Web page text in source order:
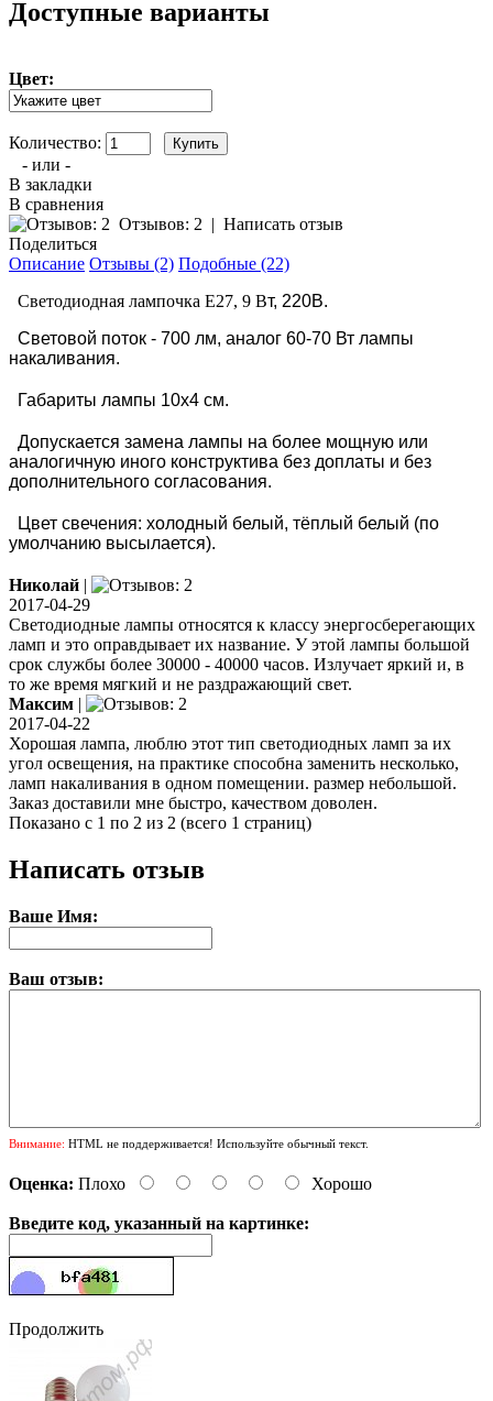
Доступные варианты
Цвет:
Количество:
- или -
В закладки
В сравнения
Отзывов: 2 | Написать отзыв
Поделиться
Описание Отзывы (2) Подобные (22)
Светодиодная лампочка Е27, 9 Вт, 220В.
Световой поток - 700 лм, аналог 60-70 Вт лампы
накаливания.
Габариты лампы 10х4 см.
Допускается замена лампы на более мощную или
аналогичную иного конструктива без доплаты и без
дополнительного согласования.
Цвет свечения: холодный белый, тёплый белый (по
умолчанию высылается).
Николай |
2017-04-29
Светодиодные лампы относятся к классу энергосберегающих
ламп и это оправдывает их название. У этой лампы большой
срок службы более 30000 - 40000 часов. Излучает яркий и, в
то же время мягкий и не раздражающий свет.
Максим |
2017-04-22
Хорошая лампа, люблю этот тип светодиодных ламп за их
угол освещения, на практике способна заменить несколько,
ламп накаливания в одном помещении. размер небольшой.
Заказ доставили мне быстро, качеством доволен.
Показано с 1 по 2 из 2 (всего 1 страниц)
Написать отзыв
Ваше Имя:
Ваш отзыв:
Внимание: HTML не поддерживается! Используйте обычный текст.
Оценка: Плохо Хорошо
Введите код, указанный на картинке:
Продолжить